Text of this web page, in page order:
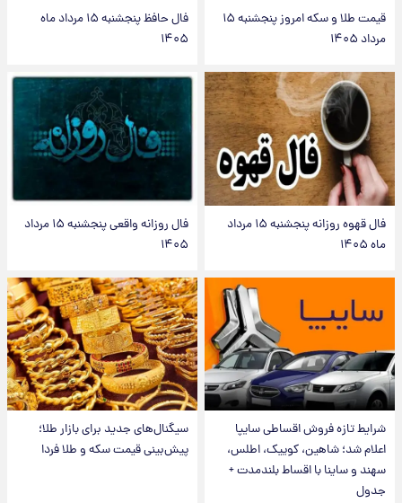
قیمت طلا و سکه امروز پنجشنبه ۱۵
مرداد ۱۴۰۵
فال حافظ پنجشنبه ۱۵ مرداد ماه
۱۴۰۵
فال قهوه روزانه پنجشنبه ۱۵ مرداد
ماه ۱۴۰۵
فال روزانه واقعی پنجشنبه ۱۵ مرداد
۱۴۰۵
شرایط تازه فروش اقساطی سایپا
اعلام شد؛ شاهین، کوییک، اطلس،
سهند و ساینا با اقساط بلندمدت +
جدول
سیگنال‌های جدید برای بازار طلا؛
پیش‌بینی قیمت سکه و طلا فردا